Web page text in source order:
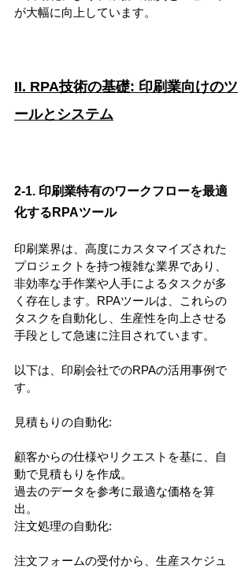
が大幅に向上しています。
II. RPA技術の基礎: 印刷業向けのツ
ールとシステム
2-1. 印刷業特有のワークフローを最適
化するRPAツール
印刷業界は、高度にカスタマイズされた
プロジェクトを持つ複雑な業界であり、
非効率な手作業や人手によるタスクが多
く存在します。RPAツールは、これらの
タスクを自動化し、生産性を向上させる
手段として急速に注目されています。
以下は、印刷会社でのRPAの活用事例で
す。
見積もりの自動化:
顧客からの仕様やリクエストを基に、自
動で見積もりを作成。
過去のデータを参考に最適な価格を算
出。
注文処理の自動化:
注文フォームの受付から、生産スケジュ